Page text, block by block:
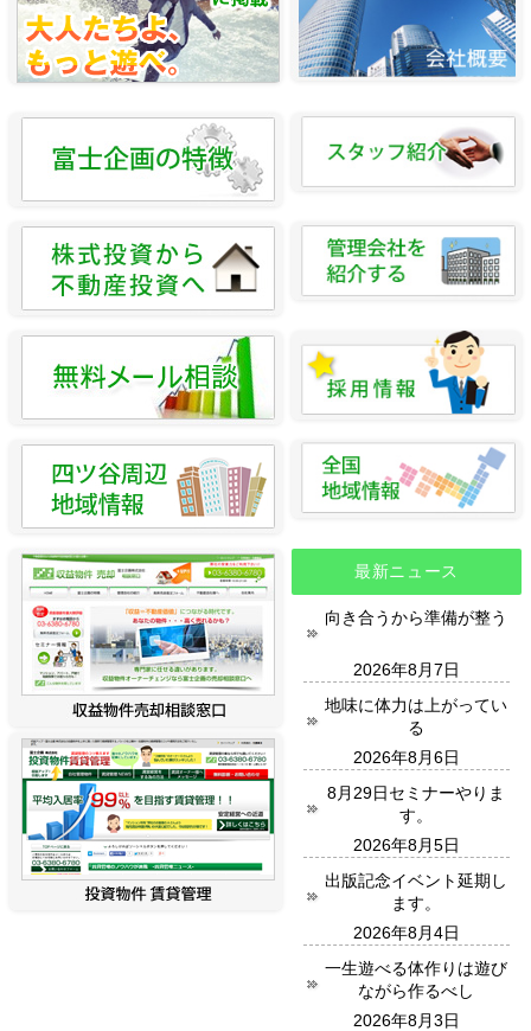
最新ニュース
向き合うから準備が整う
2026年8月7日
地味に体力は上がってい
る
2026年8月6日
8月29日セミナーやりま
す。
2026年8月5日
出版記念イベント延期し
ます。
2026年8月4日
一生遊べる体作りは遊び
ながら作るべし
2026年8月3日